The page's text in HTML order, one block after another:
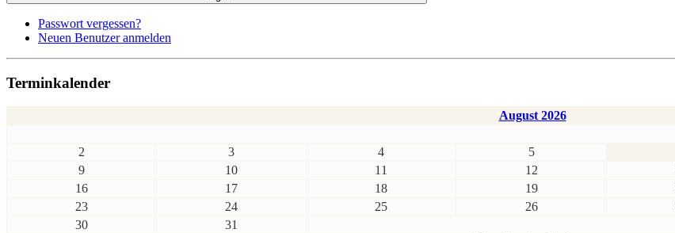
Passwort vergessen?
Neuen Benutzer anmelden
Terminkalender
August 2026
2
3 4 5
9
10 11 12
16
17 18 19
23
24 25 26
30
31